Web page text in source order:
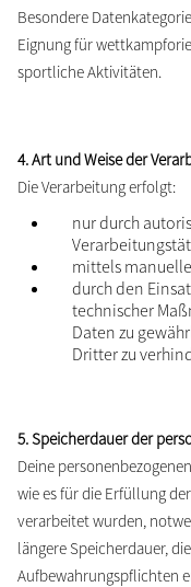
Besondere
Eignung für
sportliche Aktivitäten.
4. Art und Weise der
Die Verarbeitung erfolgt:
nur durch
mittels
durch den
technischer
Daten zu
Dritter zu
5. Speicherdauer der
Deine
wie es für die Erfüllung
verarbeitet wurden,
längere Speicherdauer,
Aufbewahrungspflichten